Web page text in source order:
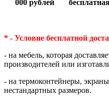
000 рублей
* - Условие бесплатной
- на мебель, которая
производителей или
- на термоконтейнеры,
нестандартных размеров.